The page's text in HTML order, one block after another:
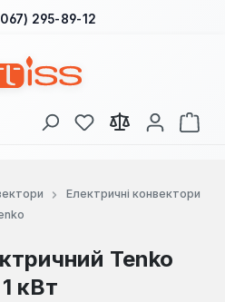
295-89-12
У вас є 0 у списку
Електричні конвектори
Tenko
кВт